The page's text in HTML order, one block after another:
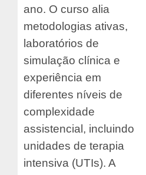
ano. O curso alia
metodologias ativas,
laboratórios de
simulação clínica e
experiência em
diferentes níveis de
complexidade
assistencial, incluindo
unidades de terapia
intensiva (UTIs). A